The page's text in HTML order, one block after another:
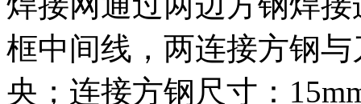
框中间线，两连接方钢
央；连接方钢尺寸：